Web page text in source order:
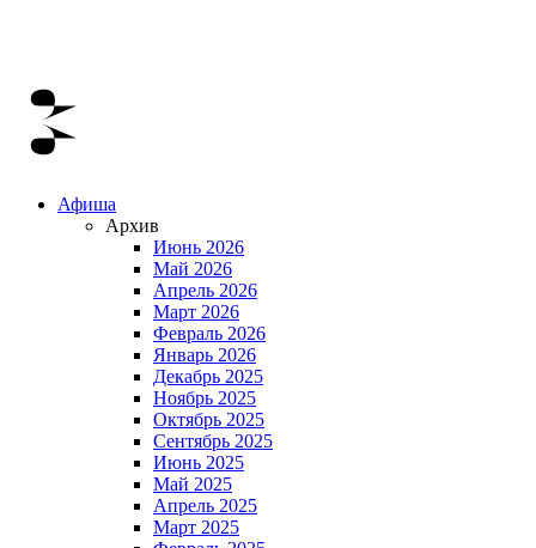
Афиша
Архив
Июнь 2026
Май 2026
Апрель 2026
Март 2026
Февраль 2026
Январь 2026
Декабрь 2025
Ноябрь 2025
Октябрь 2025
Сентябрь 2025
Июнь 2025
Май 2025
Апрель 2025
Март 2025